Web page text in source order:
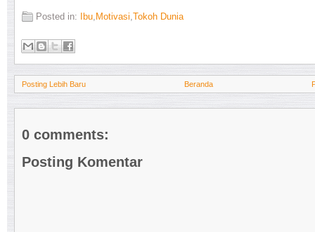
Posted in: Ibu, Motivasi,Tokoh Dunia
Posting Lebih Baru Beranda
0 comments:
Posting Komentar